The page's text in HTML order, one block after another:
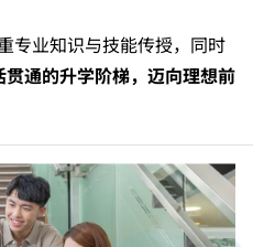
专业知识与技能传授，同时
贯通的升学阶梯，迈向理想前